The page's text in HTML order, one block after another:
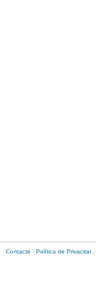
Contacte | Política de Privacitat |